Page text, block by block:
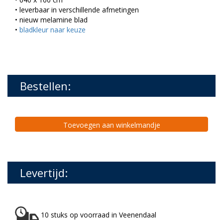
• leverbaar in verschillende afmetingen
• nieuw melamine blad
• bladkleur naar keuze
Bestellen:
Toevoegen aan winkelmandje
Levertijd:
10 stuks op voorraad in Veenendaal